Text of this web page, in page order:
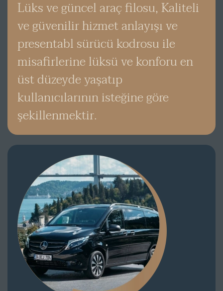
Lüks ve güncel araç filosu, Kaliteli
ve güvenilir hizmet anlayışı ve
presentabl sürücü kodrosu ile
misafirlerine lüksü ve konforu en
üst düzeyde yaşatıp
kullanıcılarının isteğine göre
şekillenmektir.